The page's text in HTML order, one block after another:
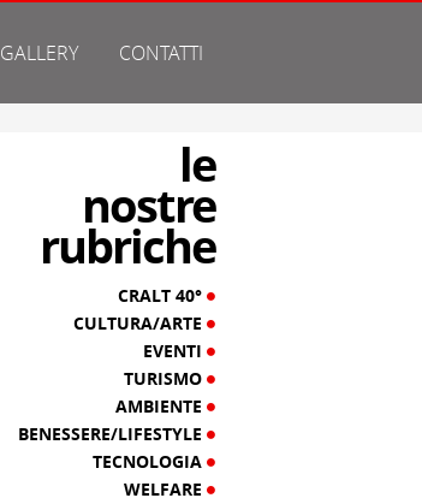
GALLERY CONTATTI
le
nostre
rubriche
CRALT 40°
CULTURA/ARTE
EVENTI
TURISMO
AMBIENTE
BENESSERE/LIFESTYLE
TECNOLOGIA
WELFARE